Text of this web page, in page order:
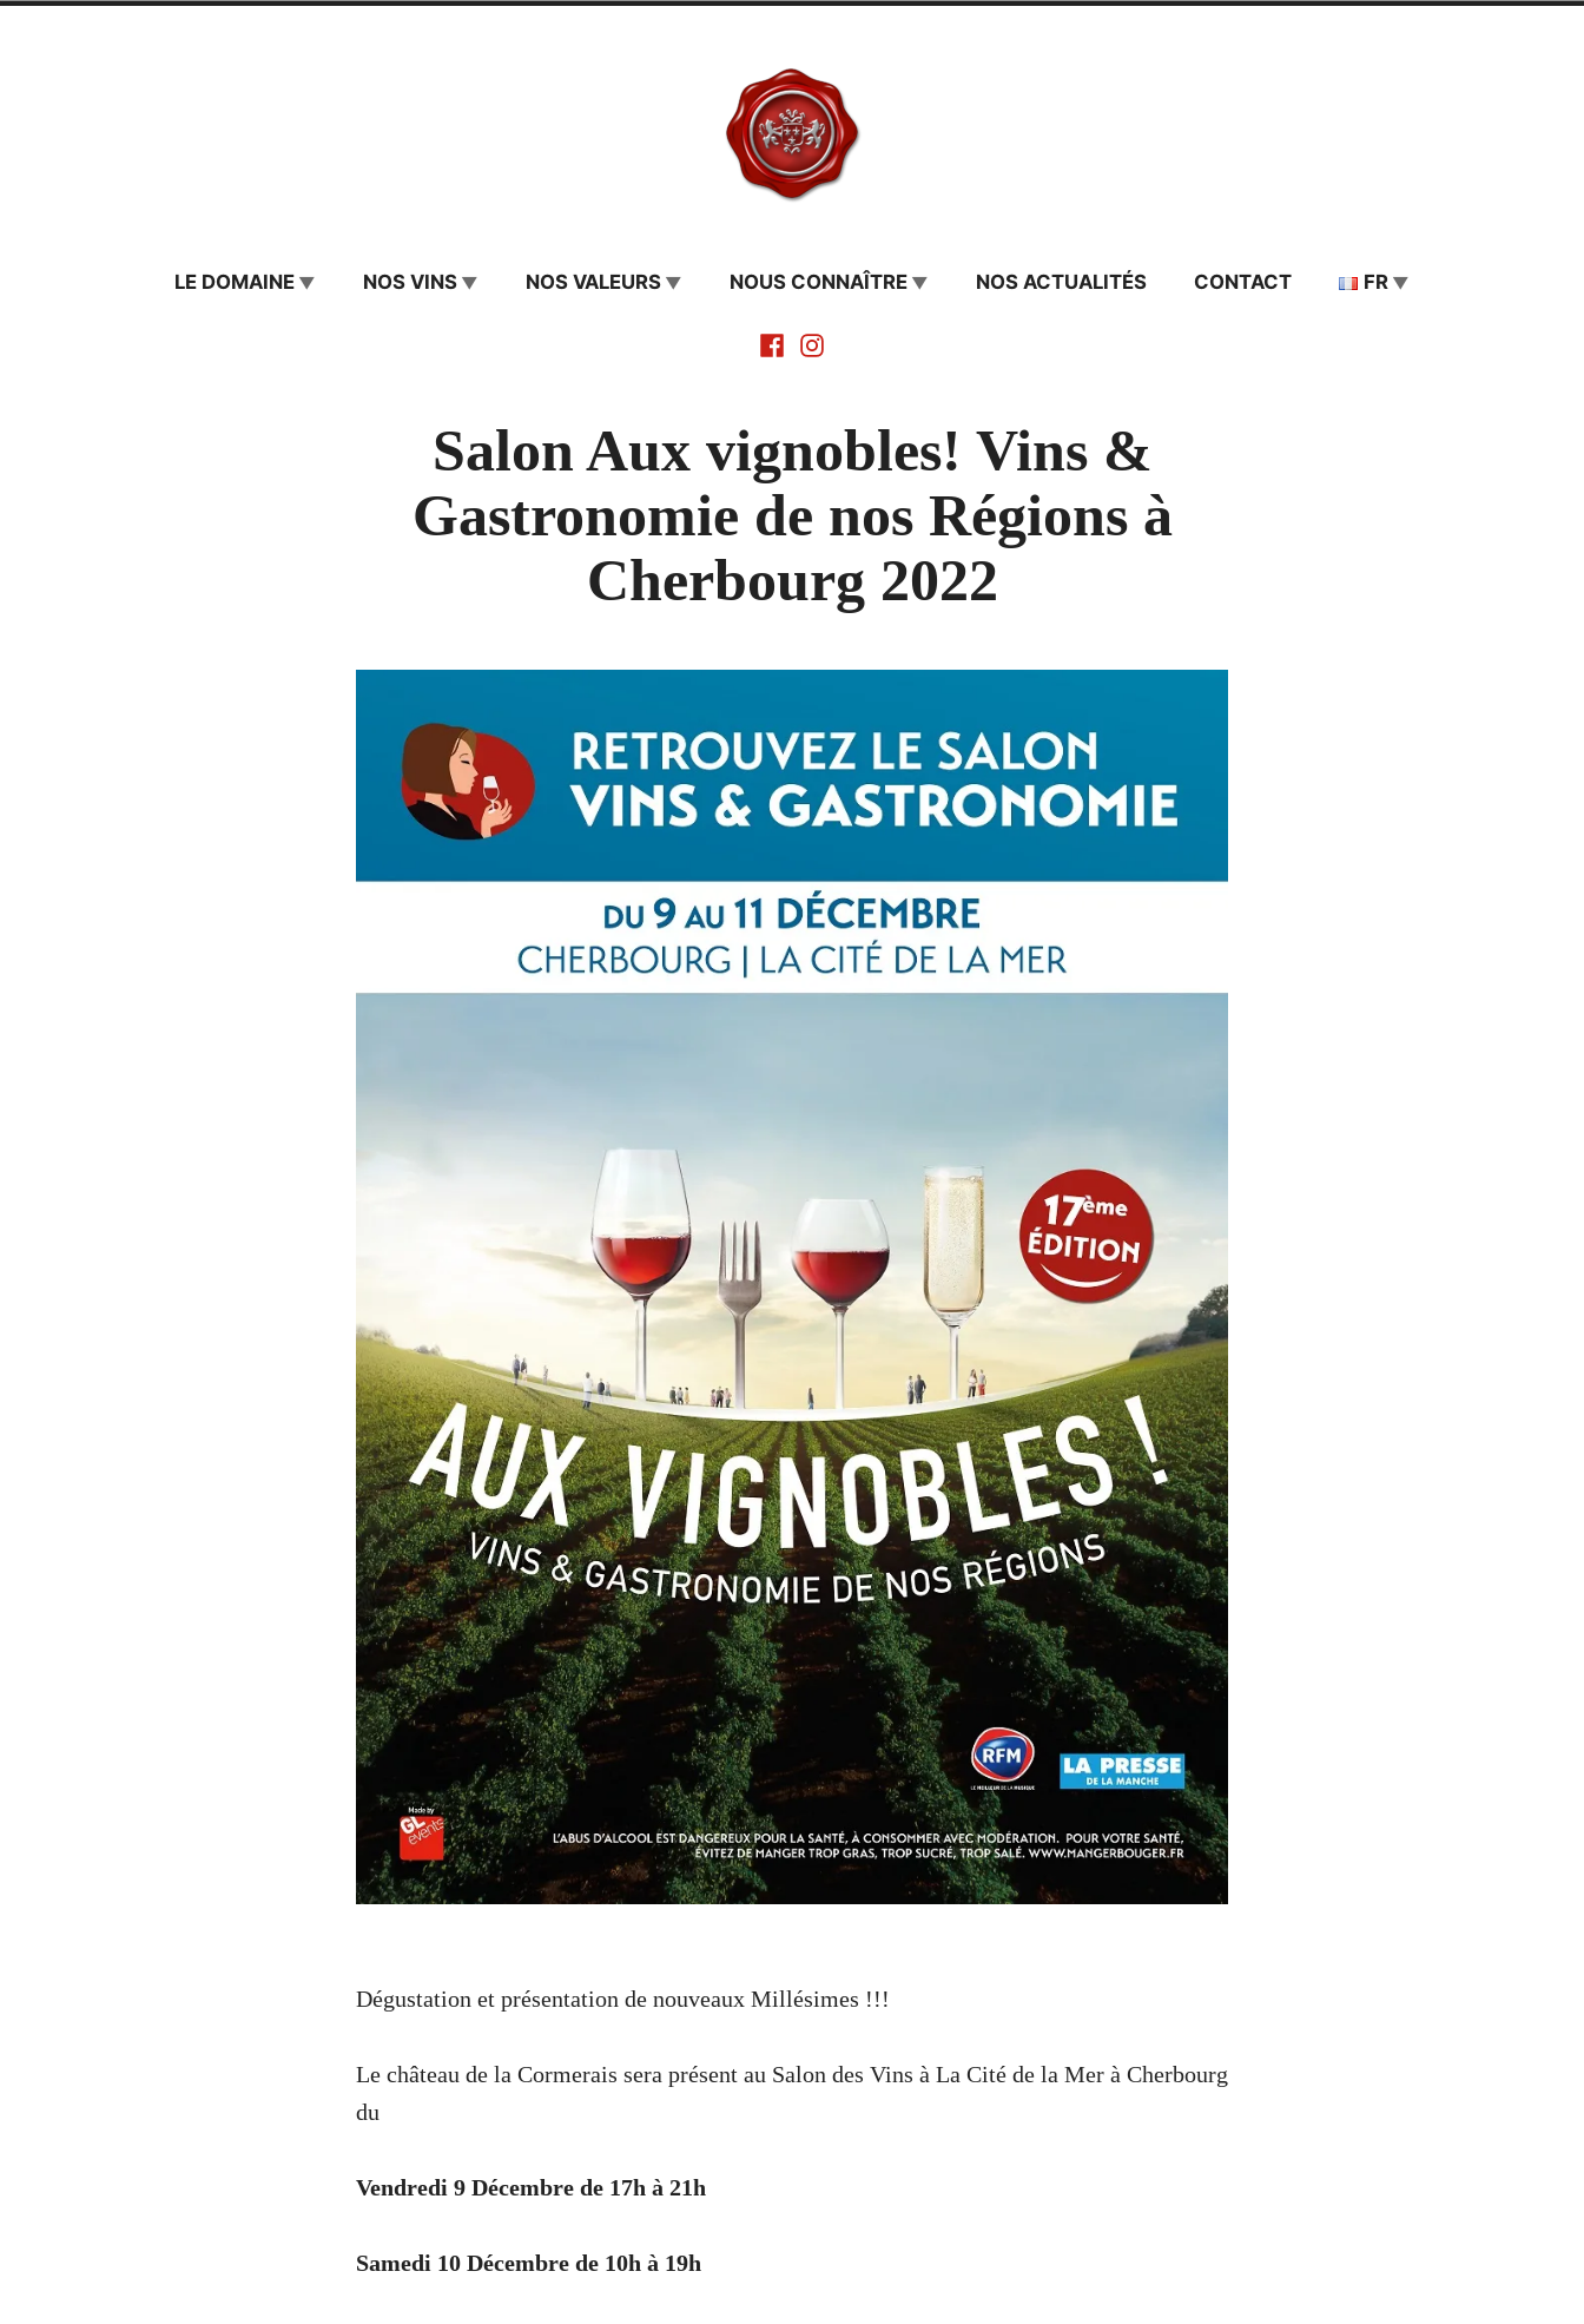
Château de La Cormerais
LE DOMAINE NOS VINS NOS VALEURS NOUS CONNAÎTRE NOS ACTUALITÉS CONTACT FR
FacebookInstagram
Salon Aux vignobles! Vins &
Gastronomie de nos Régions à
Cherbourg 2022
Dégustation et présentation de nouveaux Millésimes !!!
Le château de la Cormerais sera présent au Salon des Vins à La Cité de la Mer à Cherbourg
du
Vendredi 9 Décembre de 17h à 21h
Samedi 10 Décembre de 10h à 19h